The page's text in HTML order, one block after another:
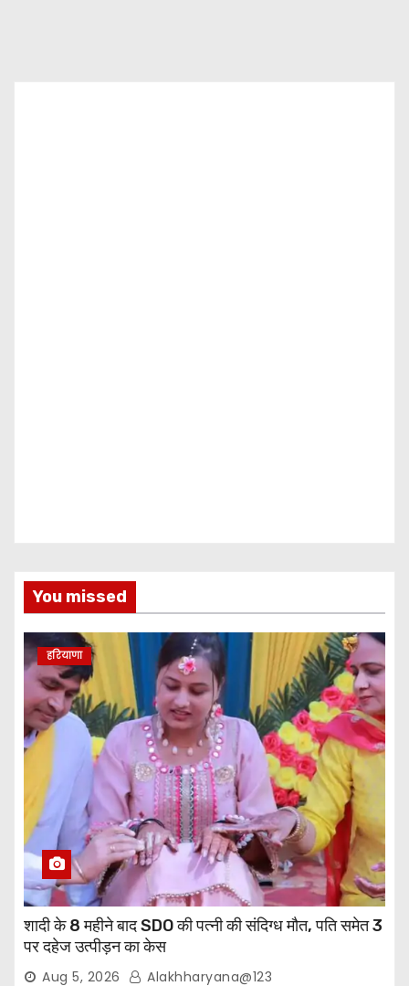
You missed
हरियाणा
शादी के 8 महीने बाद SDO की पत्नी की संदिग्ध मौत, पति समेत 3
पर दहेज उत्पीड़न का केस
Aug 5, 2026 Alakhharyana@123